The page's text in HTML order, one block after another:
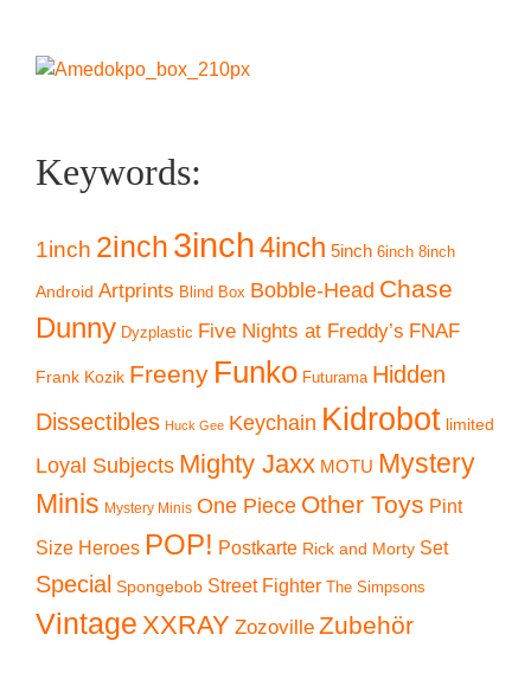
Keywords:
1inch 2inch 3inch4inch 5inch 6inch 8inch
Android Artprints Blind Box Bobble-Head Chase
Dunny Dyzplastic Five Nights at Freddy’s FNAF
Frank Kozik Freeny Funko Futurama Hidden
Dissectibles Huck Gee Keychain Kidrobot limited
Loyal Subjects Mighty Jaxx MOTU Mystery
Minis Mystery Minis One Piece Other Toys Pint
Size Heroes POP! Postkarte Rick and Morty Set
Special Spongebob Street Fighter The Simpsons
Vintage XXRAY Zozoville Zubehör